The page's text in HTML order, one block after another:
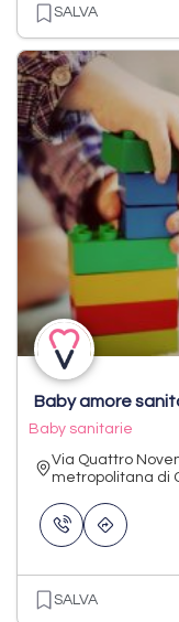
SALVA
Baby amore
Baby sanitarie
Via Quattro
metropolitana di
SALVA